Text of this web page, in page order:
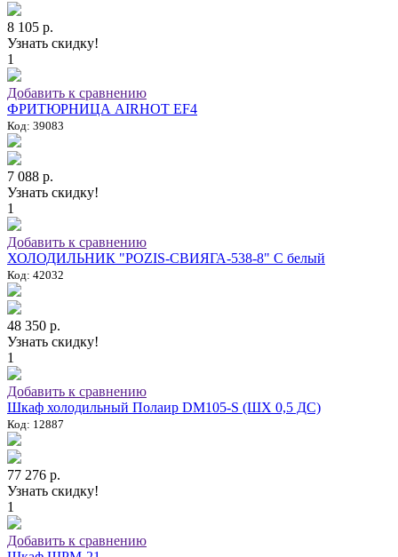
8 105 р.
Узнать скидку!
1
Добавить к сравнению
ФРИТЮРНИЦА AIRHOT EF4
Код: 39083
7 088 р.
Узнать скидку!
1
Добавить к сравнению
ХОЛОДИЛЬНИК "POZIS-СВИЯГА-538-8" C белый
Код: 42032
48 350 р.
Узнать скидку!
1
Добавить к сравнению
Шкаф холодильный Полаир DM105-S (ШХ 0,5 ДС)
Код: 12887
77 276 р.
Узнать скидку!
1
Добавить к сравнению